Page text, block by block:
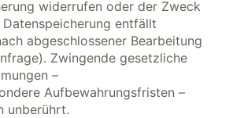
widerrufen oder der Zweck
entfällt
abgeschlossener Bearbeitung
Zwingende gesetzliche
–
Aufbewahrungsfristen –
unberührt.